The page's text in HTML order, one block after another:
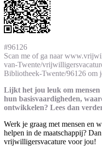
#96126
Scan me of ga naar
van-Twente/
Bibliotheek-Twente/96126 om
Lijkt het jou leuk om mensen
hun basisvaardigheden,
ontwikkelen? Lees dan
Werk je graag met mensen en
helpen in de maatschappij?
vrijwilligersvacature voor jou!